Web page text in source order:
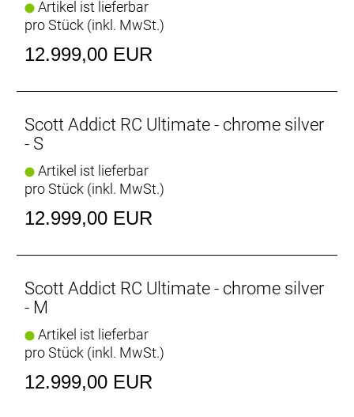
Bereifung hinten: Schwalbe Aerothan, Tube-type
version Hookless Rim Compatible, 700x29C,
Schwalbe Aerothan Tube
Steuersatz: Acros AIF-1317S
Sattelstütze: Syncros SP-R100-SL
Gewicht: 5,9 kg
Artikel ist lieferbar
pro Stück (inkl. MwSt.)
12.999,00 EUR
Scott Addict RC Ultimate - chrome silver
- S
Artikel ist lieferbar
pro Stück (inkl. MwSt.)
12.999,00 EUR
Scott Addict RC Ultimate - chrome silver
- M
Artikel ist lieferbar
pro Stück (inkl. MwSt.)
12.999,00 EUR